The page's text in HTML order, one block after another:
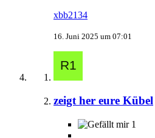
xbb2134
16. Juni 2025 um 07:01
zeigt her eure Kübel
1